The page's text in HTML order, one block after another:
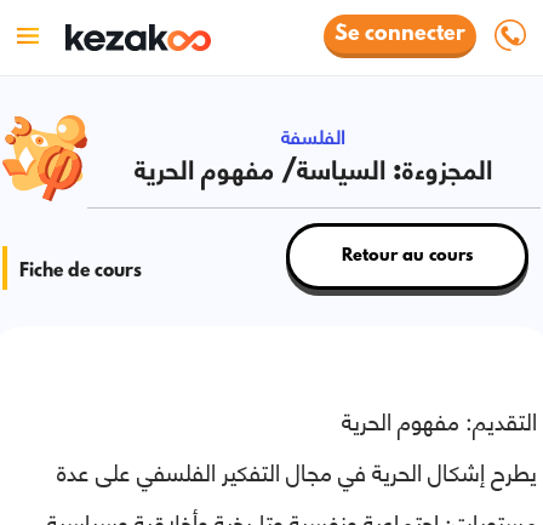
Se connecter
الفلسفة
المجزوءة: السياسة/ مفهوم الحرية
Fiche de cours
Retour au cours
التقديم: مفهوم الحرية
يطرح إشكال الحرية في مجال التفكير الفلسفي على عدة